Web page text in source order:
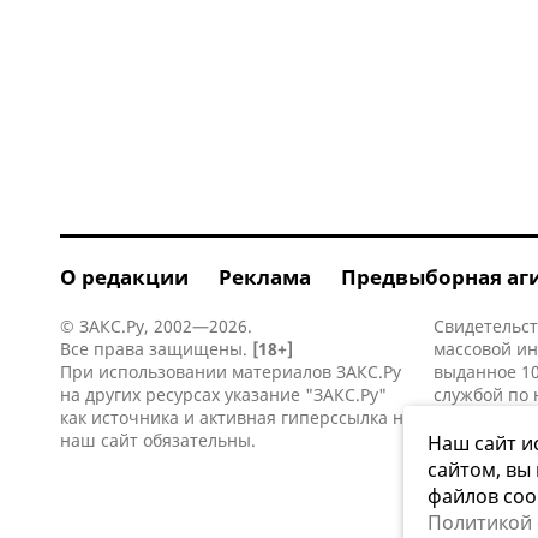
О редакции Реклама Предвыборная
© ЗАКС.Ру, 2002—2026.
Все права защищены. [18+]
При использовании материалов ЗАКС.Ру
на других ресурсах указание "ЗАКС.Ру"
как источника и активная гиперссылка на
наш сайт обязательны.
массовой
выданное
службой по
Наш сайт
сайтом, вы
файлов